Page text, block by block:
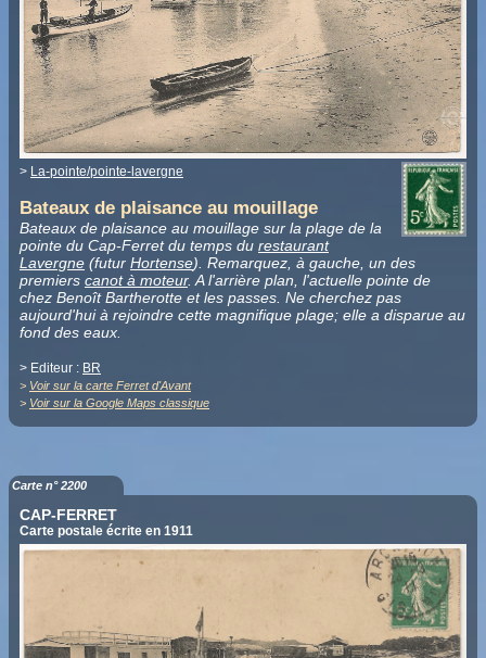
> La-pointe/pointe-lavergne
Bateaux de plaisance au mouillage
Bateaux de plaisance au mouillage sur la plage de la
pointe du Cap-Ferret du temps du restaurant
Lavergne (futur Hortense). Remarquez, à gauche, un des
premiers canot à moteur. A l'arrière plan, l'actuelle pointe de
chez Benoît Bartherotte et les passes. Ne cherchez pas
aujourd'hui à rejoindre cette magnifique plage; elle a disparue au
fond des eaux.
> Editeur : BR
> Voir sur la carte Ferret d'Avant
> Voir sur la Google Maps classique
Carte n° 2200
CAP-FERRET
Carte postale écrite en 1911